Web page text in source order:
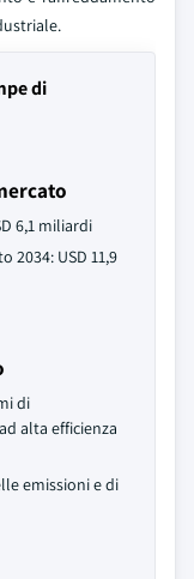
di
6,1 miliardi
2034: USD 11,9
di
alta efficienza
emissioni e di